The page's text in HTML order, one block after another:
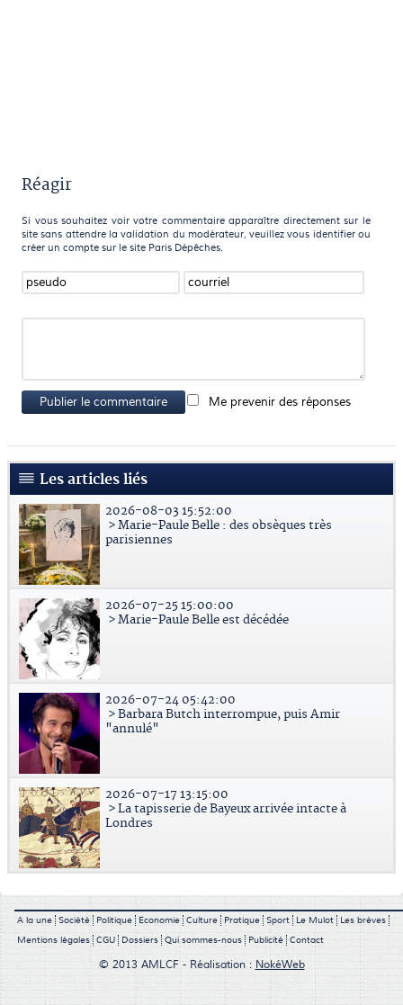
Réagir
Si vous souhaitez voir votre commentaire apparaître directement sur le
site sans attendre la validation du modérateur, veuillez vous identifier ou
créer un compte sur le site Paris Dépêches.
Publier le commentaire Me prevenir des réponses
Les articles liés
2026-08-03 15:52:00
> Marie-Paule Belle : des obsèques très
parisiennes
2026-07-25 15:00:00
> Marie-Paule Belle est décédée
2026-07-24 05:42:00
> Barbara Butch interrompue, puis Amir
"annulé"
2026-07-17 13:15:00
> La tapisserie de Bayeux arrivée intacte à
Londres
A la une Société Politique Economie Culture Pratique Sport Le Mulot
Les brèves
Mentions légales CGU Dossiers Qui sommes-nous Publicité Contact
© 2013 AMLCF - Réalisation : NokéWeb